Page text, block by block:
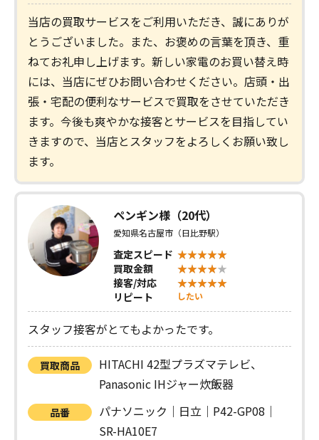
当店の買取サービスをご利用いただき、誠にありが
とうございました。また、お褒めの言葉を頂き、重
ねてお礼申し上げます。新しい家電のお買い替え時
には、当店にぜひお問い合わせください。店頭・出
張・宅配の便利なサービスで買取をさせていただき
ます。今後も爽やかな接客とサービスを目指してい
きますので、当店とスタッフをよろしくお願い致し
ます。
ペンギン様（20代）
愛知県名古屋市（日比野駅）
査定スピード
買取金額
接客/対応
リピート
したい
スタッフ接客がとてもよかったです。
買取商品
HITACHI 42型プラズマテレビ、
Panasonic IHジャー炊飯器
品番
パナソニック｜日立｜P42-GP08｜
SR-HA10E7